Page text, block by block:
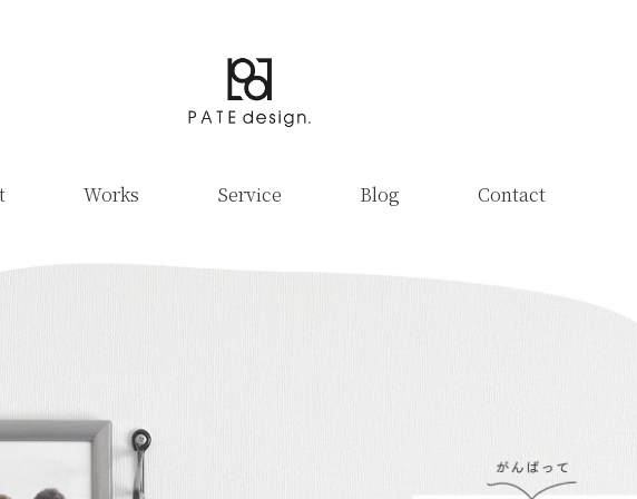
Works Service Blog Contact